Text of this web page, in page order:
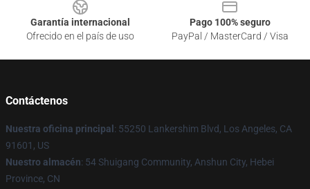
Garantía internacional
Ofrecido en el país de uso
Pago 100% seguro
PayPal / MasterCard / Visa
Contáctenos
Nuestra oficina principal : 55250 Lankershim Blvd, Los Angeles, CA
91601, US
Nuestro almacén: 54 Shuigang Community, Anshun City, Hebei
Province, CN